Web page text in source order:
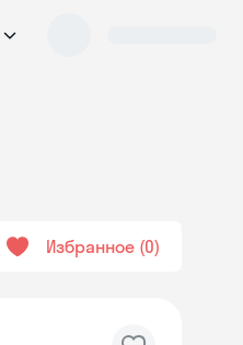
Избранное 0